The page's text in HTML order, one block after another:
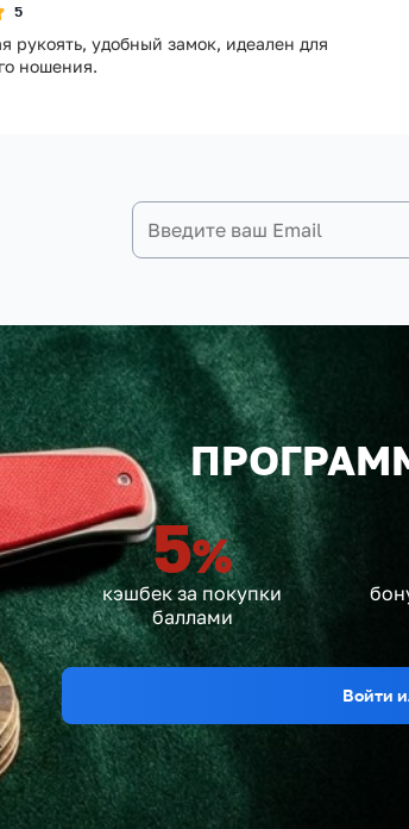
5
рукоять, удобный замок, идеален для
ношения.
5%
кэшбек за покупки
баллами
Войти